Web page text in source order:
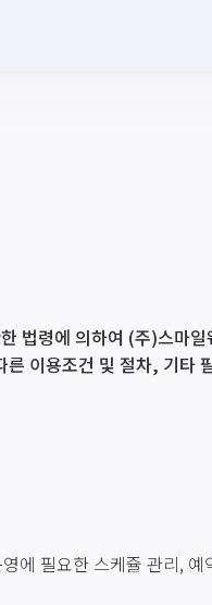
법령에 의하여 (주)스마
이용조건 및 절차, 기타
필요한 스케쥴 관리,